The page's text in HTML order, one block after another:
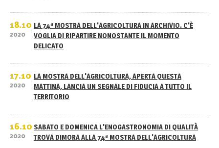
18.10
2020
LA 74ª MOSTRA DELL'AGRICOLTURA IN ARCHIVIO. C'È
VOGLIA DI RIPARTIRE NONOSTANTE IL MOMENTO
DELICATO
17.10
2020
LA MOSTRA DELL'AGRICOLTURA, APERTA QUESTA
MATTINA, LANCIA UN SEGNALE DI FIDUCIA A TUTTO IL
TERRITORIO
16.10
2020
SABATO E DOMENICA L'ENOGASTRONOMIA DI QUALITÀ
TROVA DIMORA ALLA 74ª MOSTRA DELL'AGRICOLTURA